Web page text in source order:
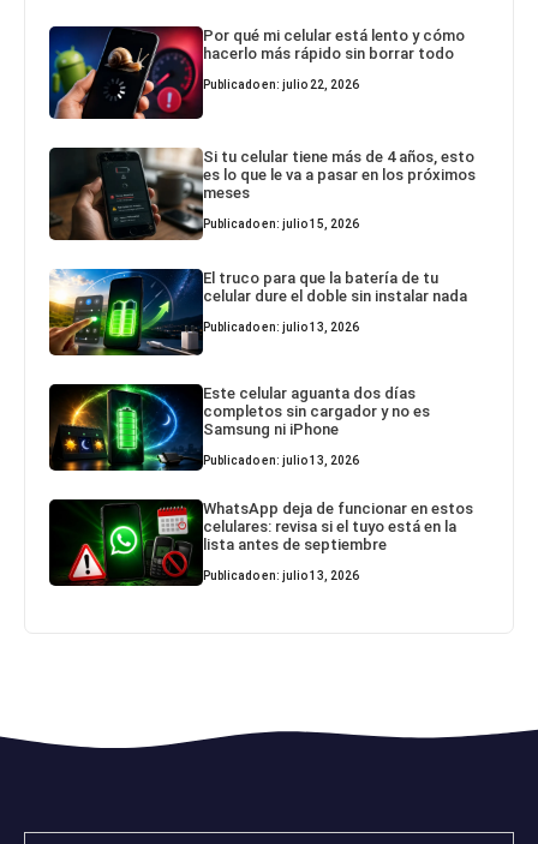
Por qué mi celular está lento y cómo
hacerlo más rápido sin borrar todo
Publicado en: julio 22, 2026
Si tu celular tiene más de 4 años, esto
es lo que le va a pasar en los próximos
meses
Publicado en: julio 15, 2026
El truco para que la batería de tu
celular dure el doble sin instalar nada
Publicado en: julio 13, 2026
Este celular aguanta dos días
completos sin cargador y no es
Samsung ni iPhone
Publicado en: julio 13, 2026
WhatsApp deja de funcionar en estos
celulares: revisa si el tuyo está en la
lista antes de septiembre
Publicado en: julio 13, 2026